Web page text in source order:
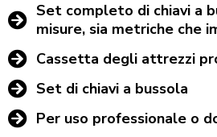
Set completo di chiavi a
misure, sia metriche che
Cassetta degli attrezzi
Set di chiavi a bussola
Per uso professionale o